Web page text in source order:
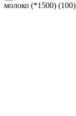
молоко (*1500) (100)